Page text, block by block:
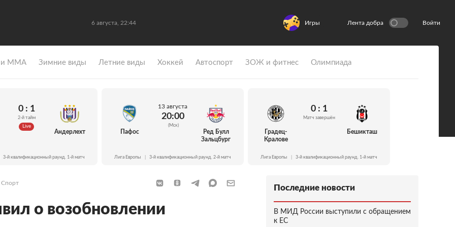
6 августа, 22:44 Игры Лента добра Войти
и ММА Зимние виды Летние виды Хоккей Автоспорт ЗОЖ и фитнес Олимпиада
0 : 1
2-й тайм
Live
Андерлехт
3-й квалификационный раунд. 1-й матч
Пафос
13 августа
20:00
(Мск)
Ред Булл
Зальцбург
Лига Европы 3-й квалификационный раунд. 2-й матч
Градец-
Кралове
0 : 1
Матч завершён
Бешикташ
Лига Европы 3-й квалификационный раунд. 1-й матч
Спорт
о возобновлении
Последние новости
В МИД России выступили с обращением
к ЕС